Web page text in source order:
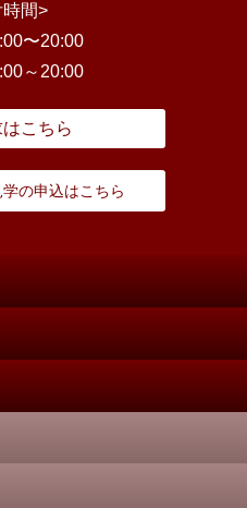
間>
〜20:00
～20:00
こちら
の申込はこちら